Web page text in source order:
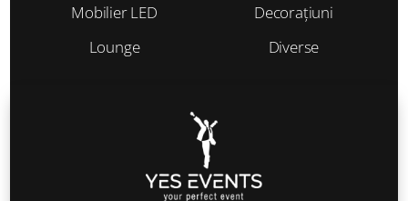
Mobilier LED
Lounge
Decorațiuni
Diverse